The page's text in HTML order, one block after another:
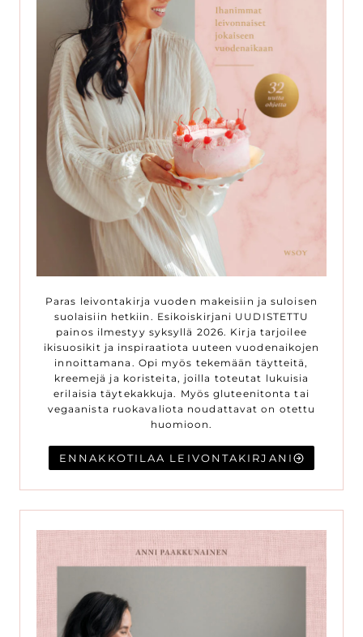
Paras leivontakirja vuoden makeisiin ja suloisen
suolaisiin hetkiin. Esikoiskirjani UUDISTETTU
painos ilmestyy syksyllä 2026. Kirja tarjoilee
ikisuosikit ja inspiraatiota uuteen vuodenaikojen
innoittamana. Opi myös tekemään täytteitä,
kreemejä ja koristeita, joilla toteutat lukuisia
erilaisia täytekakkuja. Myös gluteenitonta tai
vegaanista ruokavaliota noudattavat on otettu
huomioon.
ENNAKKOTILAA LEIVONTAKIRJANI